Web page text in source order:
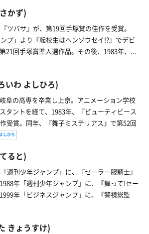
かず)
ツバサ』が、第19回手塚賞の佳作を受賞。
プ」より『転校生はヘンソウセイ!?』でデビ
21回手塚賞準入選作品。その後、1983年、...
いわ よしひろ)
阜の高専を卒業し上京。アニメーション学校
タントを経て、1983年、『ビューティビース
受賞。同年、『舞子ミステリアス』で第52回
しひろ
ると)
週刊少年ジャンプ」に、『セーラー服騎士』
年「週刊少年ジャンプ」に、『舞って!セー
年「ビジネスジャンプ」に、『警視総監
きょうすけ)